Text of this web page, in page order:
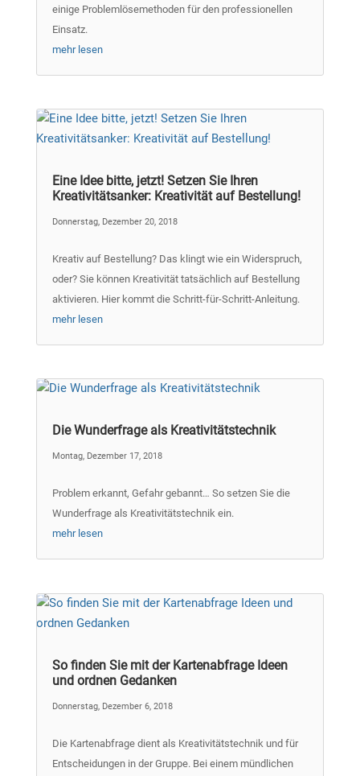
einige Problemlösemethoden für den professionellen
Einsatz.
mehr lesen
Eine Idee bitte, jetzt! Setzen Sie Ihren
Kreativitätsanker: Kreativität auf Bestellung!
Donnerstag, Dezember 20, 2018
Kreativ auf Bestellung? Das klingt wie ein Widerspruch,
oder? Sie können Kreativität tatsächlich auf Bestellung
aktivieren. Hier kommt die Schritt-für-Schritt-Anleitung.
mehr lesen
Die Wunderfrage als Kreativitätstechnik
Montag, Dezember 17, 2018
Problem erkannt, Gefahr gebannt… So setzen Sie die
Wunderfrage als Kreativitätstechnik ein.
mehr lesen
So finden Sie mit der Kartenabfrage Ideen
und ordnen Gedanken
Donnerstag, Dezember 6, 2018
Die Kartenabfrage dient als Kreativitätstechnik und für
Entscheidungen in der Gruppe. Bei einem mündlichen